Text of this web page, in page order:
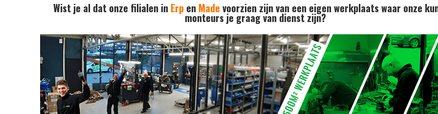
Wist je al dat onze filialen in Erp en Made voorzien zijn van een eigen werkplaats waar onze
monteurs je graag van dienst zijn?